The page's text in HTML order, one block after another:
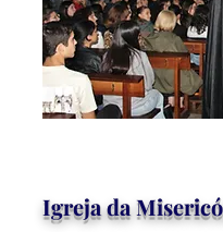
Igreja da